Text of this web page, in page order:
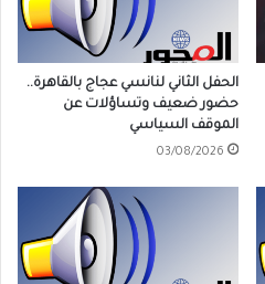
الحفل الثاني لنانسي عجاج بالقاهرة..
حضور ضعيف وتساؤلات عن
الموقف السياسي
03/08/2026